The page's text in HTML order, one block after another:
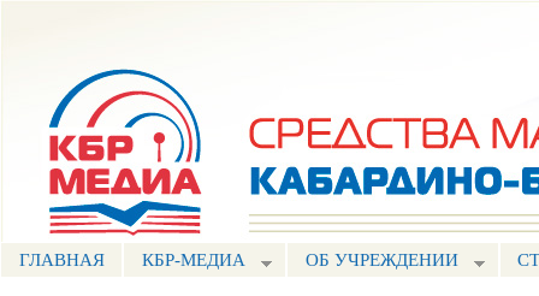
ГЛАВНАЯ КБР-МЕДИА ОБ УЧРЕЖДЕНИИ